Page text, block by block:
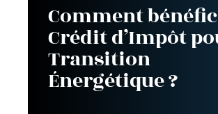
Comment
Crédit d’Impôt
Transition
Énergétique ?